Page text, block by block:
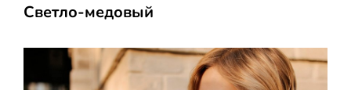
Светло-медовый